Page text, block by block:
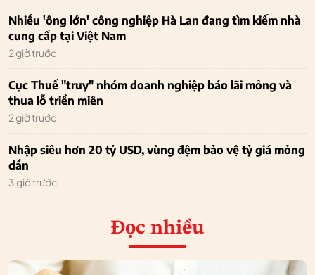
Nhiều 'ông lớn' công nghiệp Hà Lan đang tìm kiếm nhà
cung cấp tại Việt Nam
2 giờ trước
Cục Thuế "truy" nhóm doanh nghiệp báo lãi mỏng và
thua lỗ triền miên
2 giờ trước
Nhập siêu hơn 20 tỷ USD, vùng đệm bảo vệ tỷ giá mỏng
dần
3 giờ trước
Đọc nhiều